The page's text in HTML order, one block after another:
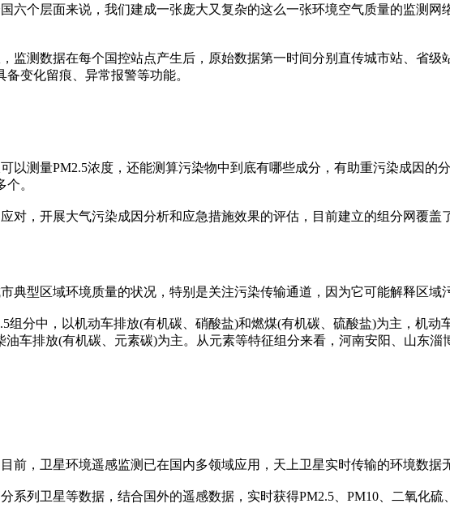
个层面来说，我们建成一张庞大又复杂的这么一张环境空气质量的监测网
测数据在每个国控站点产生后，原始数据第一时间分别直传城市站、省级
变化留痕、异常报警等功能。
测量PM2.5浓度，还能测算污染物中到底有哪些成分，有助重污染成因的
。
，开展大气污染成因分析和应急措施效果的评估，目前建立的组分网覆盖
型区域环境质量的状况，特别是关注污染传输通道，因为它可能解释区域
分中，以机动车排放(有机碳、硝酸盐)和燃煤(有机碳、硫酸盐)为主，机动
车排放(有机碳、元素碳)为主。从元素等特征组分来看，河南安阳、山东
，卫星环境遥感监测已在国内多领域应用，天上卫星实时传输的环境数据
列卫星等数据，结合国外的遥感数据，实时获得PM2.5、PM10、二氧化硫